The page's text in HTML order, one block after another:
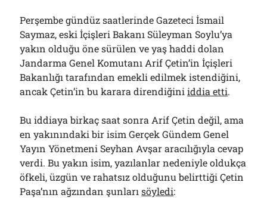
Perşembe gündüz saatlerinde Gazeteci İsmail
Saymaz, eski İçişleri Bakanı Süleyman Soylu’ya
yakın olduğu öne sürülen ve yaş haddi dolan
Jandarma Genel Komutanı Arif Çetin’in İçişleri
Bakanlığı tarafından emekli edilmek istendiğini,
ancak Çetin’in bu karara direndiğiniiddia etti.
Bu iddiaya birkaç saat sonra Arif Çetin değil, ama
en yakınındaki bir isim Gerçek Gündem Genel
Yayın Yönetmeni Seyhan Avşar aracılığıyla cevap
verdi. Bu yakın isim, yazılanlar nedeniyle oldukça
öfkeli, üzgün ve rahatsız olduğunu belirttiği Çetin
Paşa’nın ağzından şunlarısöyledi: